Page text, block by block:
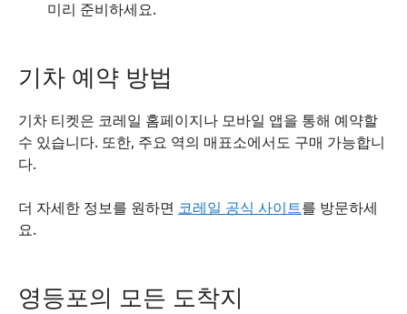
미리 준비하세요.
기차 예약 방법
기차 티켓은 코레일 홈페이지나 모바일 앱을 통해 예약할
수 있습니다. 또한, 주요 역의 매표소에서도 구매 가능합니
다.
더 자세한 정보를 원하면 코레일 공식 사이트를 방문하세
요.
영등포의 모든 도착지